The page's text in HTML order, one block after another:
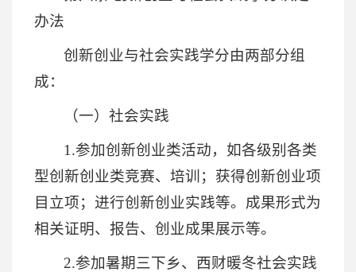
办法
创新创业与社会实践学分由两部分组
成：
（一）社会实践
1.参加创新创业类活动，如各级别各类
型创新创业类竞赛、培训；获得创新创业项
目立项；进行创新创业实践等。成果形式为
相关证明、报告、创业成果展示等。
2.参加暑期三下乡、西财暖冬社会实践